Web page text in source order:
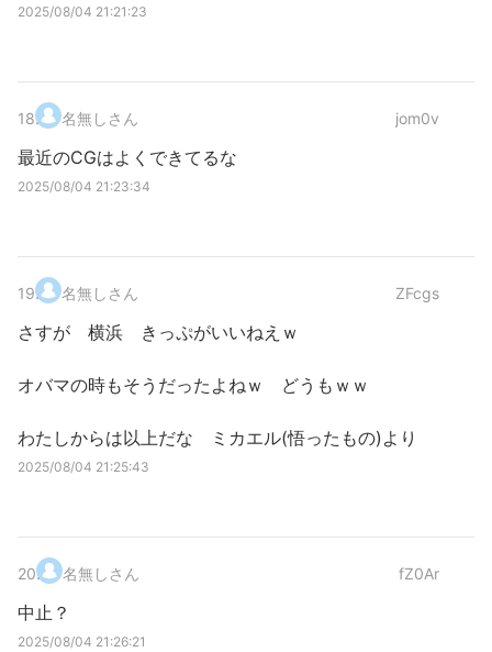
2025/08/04 21:21:23
18. 名無しさん jom0v
最近のCGはよくできてるな
2025/08/04 21:23:34
19. 名無しさん ZFcgs
さすが 横浜 きっぷがいいねえｗ
オバマの時もそうだったよねｗ どうもｗｗ
わたしからは以上だな ミカエル(悟ったもの)より
2025/08/04 21:25:43
20. 名無しさん fZ0Ar
中止？
2025/08/04 21:26:21